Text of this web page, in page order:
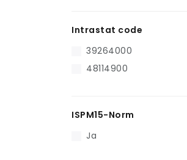
Intrastat code
39264000
48114900
ISPM15-Norm
Ja